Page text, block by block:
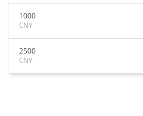
1000
CNY
2500
CNY